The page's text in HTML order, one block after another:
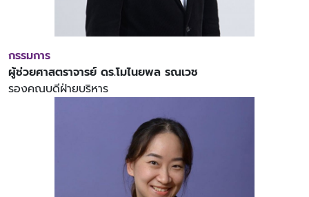
กรรมการ
ผู้ช่วยศาสตราจารย์ ดร.โมไนยพล รณเวช
รองคณบดีฝ่ายบริหาร